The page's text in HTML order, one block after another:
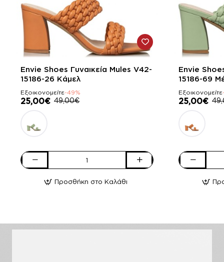
-49%
Envie Shoes Γυναικεία Mules V42-
15186-26 Κάμελ
Εξοικονομείτε-49%
25,00€ 49,00€
Envie
Γυναικεία
Κάμελ
Προσθήκη στο Καλάθι
-49%
Envie
15186-69
Εξοικονομείτε
25,00€
Envie
Γυναικεία
Μέντα